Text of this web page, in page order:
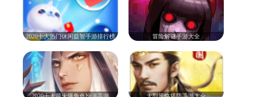
2020十大热门休闲益智手游排行榜 冒险解谜手游大全